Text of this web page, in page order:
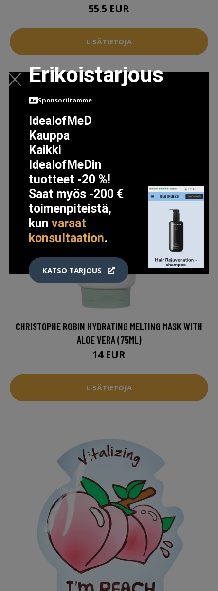
55.5 EUR
LISÄTIETOJA
CHRISTOPHE ROBIN HYDRATING MELTING MASK WITH
ALOE VERA (75ML)
14 EUR
LISÄTIETOJA
Erikoistarjous
Sponsoriltamme
IdealofMeD
Kauppa
Kaikki
IdealofMeDin
tuotteet -20 %!
Saat myös -200 €
toimenpiteistä,
kunvaraat
konsultaation.
KATSO TARJOUS